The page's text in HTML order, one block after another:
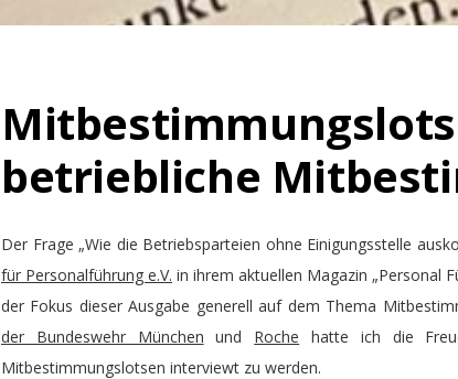
betriebliche
Der Frage „Wie die Betriebsparteien ohne Einigungsstelle
für Personalführung e.V. in ihrem aktuellen Magazin „Personal
der Fokus dieser Ausgabe generell auf dem Thema
der Bundeswehr München und Roche hatte ich die
Mitbestimmungslotsen interviewt zu werden.